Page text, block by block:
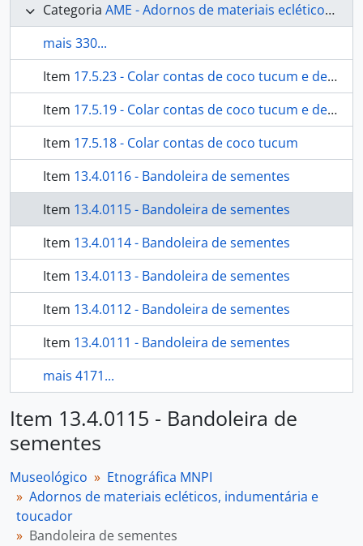
Categoria AME - Adornos de materiais ecléticos, indumentária e toucador
mais 330...
Item 17.5.23 - Colar contas de coco tucum e de caramujo
Item 17.5.19 - Colar contas de coco tucum e de caramujo
Item 17.5.18 - Colar contas de coco tucum
Item 13.4.0116 - Bandoleira de sementes
Item 13.4.0115 - Bandoleira de sementes
Item 13.4.0114 - Bandoleira de sementes
Item 13.4.0113 - Bandoleira de sementes
Item 13.4.0112 - Bandoleira de sementes
Item 13.4.0111 - Bandoleira de sementes
mais 4171...
Item 13.4.0115 - Bandoleira de
sementes
Museológico
Etnográfica MNPI
Adornos de materiais ecléticos, indumentária e
toucador
Bandoleira de sementes